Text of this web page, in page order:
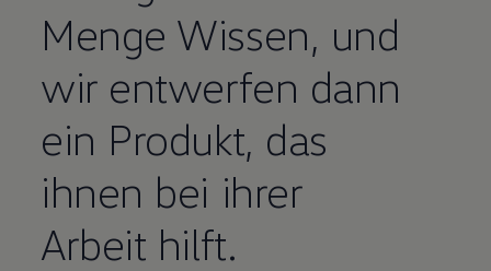
Menge Wissen, und
wir entwerfen dann
ein Produkt, das
ihnen bei ihrer
Arbeit hilft.